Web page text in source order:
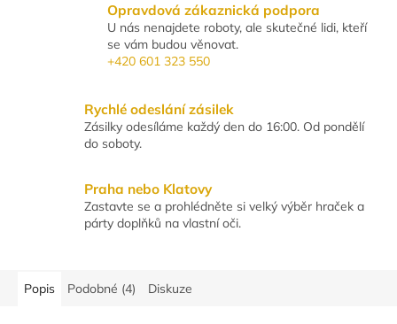
Opravdová zákaznická podpora
U nás nenajdete roboty, ale skutečné lidi, kteří
se vám budou věnovat.
+420 601 323 550
Rychlé odeslání zásilek
Zásilky odesíláme každý den do 16:00. Od pondělí
do soboty.
Praha nebo Klatovy
Zastavte se a prohlédněte si velký výběr hraček a
párty doplňků na vlastní oči.
Popis Podobné (4) Diskuze